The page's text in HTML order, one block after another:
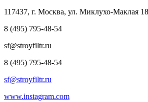
117437, г. Москва, ул. Миклухо-Маклая
8 (495) 795-48-54
sf@stroyfiltr.ru
8 (495) 795-48-54
sf@stroyfiltr.ru
www.instagram.com